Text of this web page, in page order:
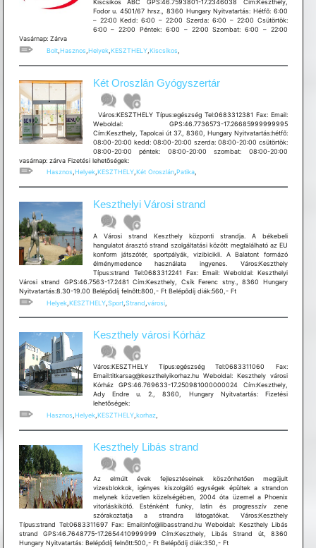
Kiscsíkos ABC GPS:46.7593801-17.2346038 Cím:Keszthely,
Fodor u. 4501/67 hrsz., 8360 Hungary Nyitvatartás: Hétfő: 6:00
– 22:00 Kedd: 6:00 – 22:00 Szerda: 6:00 – 22:00 Csütörtök:
6:00 – 22:00 Péntek: 6:00 – 22:00 Szombat: 6:00 – 22:00
Vasárnap: Zárva
Bolt, Hasznos, Helyek, KESZTHELY, Kiscsíkos,
Két Oroszlán Gyógyszertár
Város:KESZTHELY Típus:egészség Tel:0683312381 Fax: Email:
Weboldal: GPS:46.7736573-17.26685999999995
Cím:Keszthely, Tapolcai út 37., 8360, Hungary Nyitvatartás:hétfő:
08:00-20:00 kedd: 08:00-20:00 szerda: 08:00-20:00 csütörtök:
08:00-20:00 péntek: 08:00-20:00 szombat: 08:00-20:00
vasárnap: zárva Fizetési lehetõségek:
Hasznos,Helyek,KESZTHELY,Két Oroszlán,Patika,
Keszthelyi Városi strand
A Városi strand Keszthely központi strandja. A békebeli
hangulatot árasztó strand szolgáltatási között megtalálható az EU
konform játszótér, sportpályák, vizibicikli. A Balatont formázó
élménymedence használata ingyenes. Város:Keszthely
Típus:strand Tel:0683312241 Fax: Email: Weboldal: Keszthelyi
Városi strand GPS:46.7563-17.2481 Cím:Keszthely, Csík Ferenc stny., 8360 Hungary
Nyitvatartás:8.30-19.00 Belépődíj felnőtt:800,- Ft Belépődíj diák:560,- Ft
Helyek, KESZTHELY, Sport, Strand városi,
Keszthely városi Kórház
Város:KESZTHELY Típus:egészség Tel:0683311060 Fax:
Email:titkarsag@keszthelyikorhaz.hu Weboldal: Keszthely városi
Kórház GPS:46.769633-17.250981000000024 Cím:Keszthely,
Ady Endre u. 2., 8360, Hungary Nyitvatartás: Fizetési
lehetõségek:
Hasznos, Helyek, KESZTHELY, korhaz,
Keszthely Libás strand
Az elmúlt évek fejlesztéseinek köszönhetően megújult
vizesblokkok, igényes kiszolgáló egységek épültek a strandon
melynek közvetlen közelségében, 2004 óta üzemel a Phoenix
vitorláskikötő. Esténként funky, latin és progresszív zene
szórakoztatja a strandra látogatókat. Város:Keszthely
Típus:strand Tel:0683311697 Fax: Email:info@libasstrand.hu Weboldal: Keszthely Libás
strand GPS:46.7648775-17.2654410999999 Cím:Keszthely, Libás Strand út, 8360
Hungary Nyitvatartás: Belépődíj felnőtt:500,- Ft Belépődíj diák:350,- Ft